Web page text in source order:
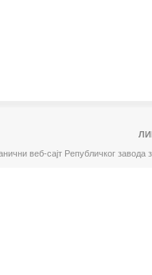
веб-сајт Републичког